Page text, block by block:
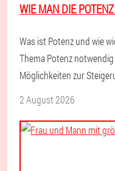
WIE MAN DIE
Was ist Potenz und wie
Thema Potenz
Möglichkeiten zur
2 August 2026